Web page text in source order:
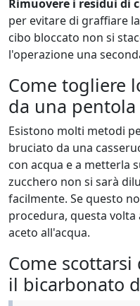
Rimuovere i residui di
per evitare di graffiare
cibo bloccato non si
l'operazione una
Come togliere
da una pentola
Esistono molti metodi
bruciato da una
con acqua e a metterla
zucchero non si sarà
facilmente. Se questo
procedura, questa volta
aceto all'acqua.
Come
il bicarbonato